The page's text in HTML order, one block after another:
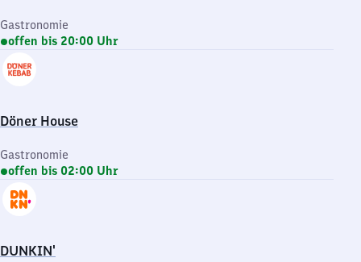
Gastronomie
offen bis 20:00 Uhr
Döner House
Gastronomie
offen bis 02:00 Uhr
DUNKIN'